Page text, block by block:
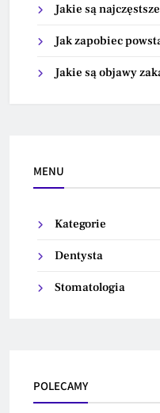
Jakie są
Jak zapobiec
Jakie są objawy
MENU
Kategorie
Dentysta
Stomatologia
POLECAMY